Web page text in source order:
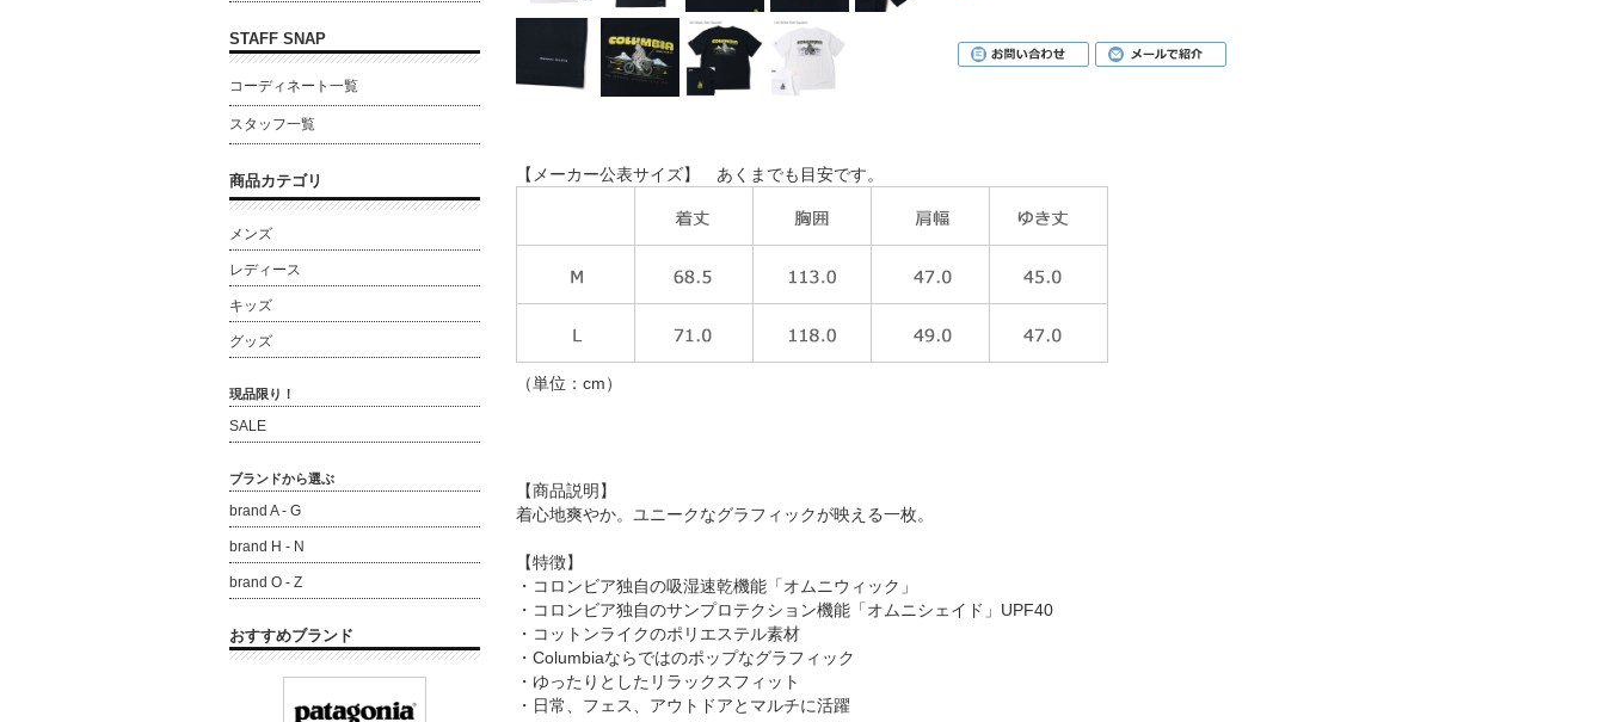
【メーカー公表サイズ】 あくまでも目安です。
（単位：cm）
【商品説明】
着心地爽やか。ユニークなグラフィックが映える一枚。
【特徴】
・コロンビア独自の吸湿速乾機能「オムニウィック」
・コロンビア独自のサンプロテクション機能「オムニシェイド」UPF40
・コットンライクのポリエステル素材
・Columbiaならではのポップなグラフィック
・ゆったりとしたリラックスフィット
・日常、フェス、アウトドアとマルチに活躍
STAFF SNAP
コーディネート一覧
スタッフ一覧
商品カテゴリ
メンズ
レディース
キッズ
グッズ
現品限り！
SALE
ブランドから選ぶ
brand A - G
brand H - N
brand O - Z
おすすめブランド